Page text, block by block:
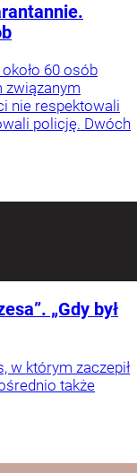
60 osób
związanym
nie respektowali
policję. Dwóch
„Gdy był
w którym zaczepił
także